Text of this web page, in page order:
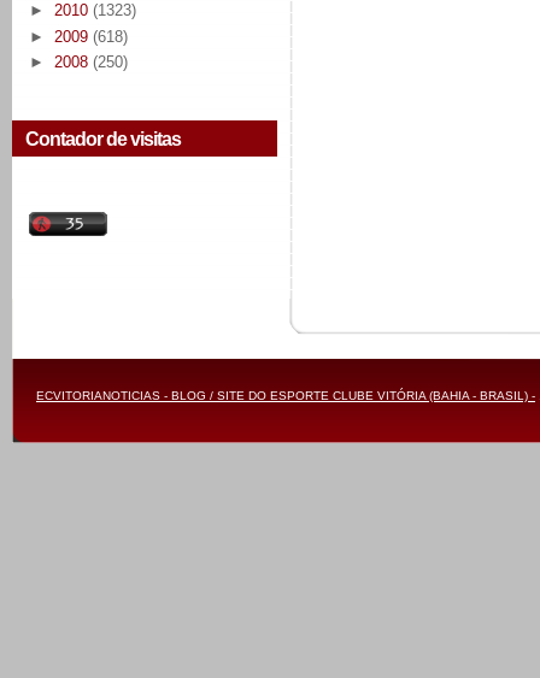
► 2010 (1323)
► 2009 (618)
► 2008 (250)
Contador de visitas
ECVITORIANOTICIAS - BLOG / SITE DO ESPORTE CLUBE VITÓRIA (BAHIA - BRASIL) -